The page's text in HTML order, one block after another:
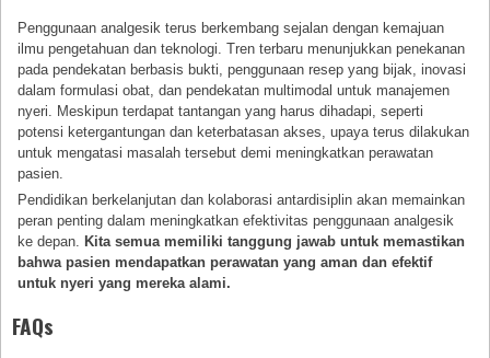
Penggunaan analgesik terus berkembang sejalan dengan kemajuan
ilmu pengetahuan dan teknologi. Tren terbaru menunjukkan penekanan
pada pendekatan berbasis bukti, penggunaan resep yang bijak, inovasi
dalam formulasi obat, dan pendekatan multimodal untuk manajemen
nyeri. Meskipun terdapat tantangan yang harus dihadapi, seperti
potensi ketergantungan dan keterbatasan akses, upaya terus dilakukan
untuk mengatasi masalah tersebut demi meningkatkan perawatan
pasien.
Pendidikan berkelanjutan dan kolaborasi antardisiplin akan memainkan
peran penting dalam meningkatkan efektivitas penggunaan analgesik
ke depan. Kita semua memiliki tanggung jawab untuk memastikan
bahwa pasien mendapatkan perawatan yang aman dan efektif
untuk nyeri yang mereka alami.
FAQs